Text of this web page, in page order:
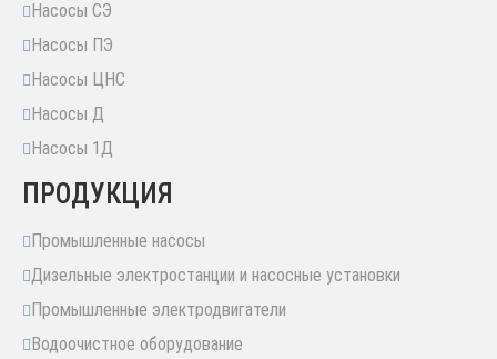
Насосы СЭ
Насосы ПЭ
Насосы ЦНС
Насосы Д
Насосы 1Д
ПРОДУКЦИЯ
Промышленные насосы
Дизельные электростанции и насосные установки
Промышленные электродвигатели
Водоочистное оборудование